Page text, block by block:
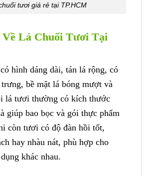
tươi giá rẻ tại TP.HCM
Lá Chuối Tươi Tại
hình dáng dài, tán lá rộng, có
trưng, bề mặt lá bóng mượt và
lá tươi thường có kích thước
giúp bao bọc và gói thực phẩm
còn tươi có độ đàn hồi tốt,
hay nhàu nát, phù hợp cho
khác nhau.